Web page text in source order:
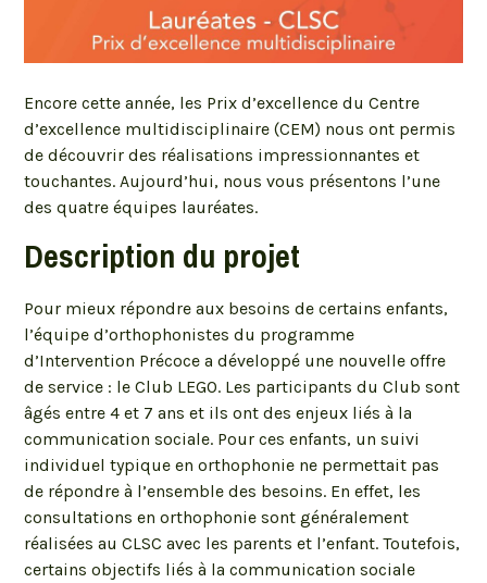
Encore cette année, les Prix d’excellence du Centre
d’excellence multidisciplinaire (CEM) nous ont permis
de découvrir des réalisations impressionnantes et
touchantes. Aujourd’hui, nous vous présentons l’une
des quatre équipes lauréates.
Description du projet
Pour mieux répondre aux besoins de certains enfants,
l’équipe d’orthophonistes du programme
d’Intervention Précoce a développé une nouvelle offre
de service : le Club LEGO. Les participants du Club sont
âgés entre 4 et 7 ans et ils ont des enjeux liés à la
communication sociale. Pour ces enfants, un suivi
individuel typique en orthophonie ne permettait pas
de répondre à l’ensemble des besoins. En effet, les
consultations en orthophonie sont généralement
réalisées au CLSC avec les parents et l’enfant. Toutefois,
certains objectifs liés à la communication sociale